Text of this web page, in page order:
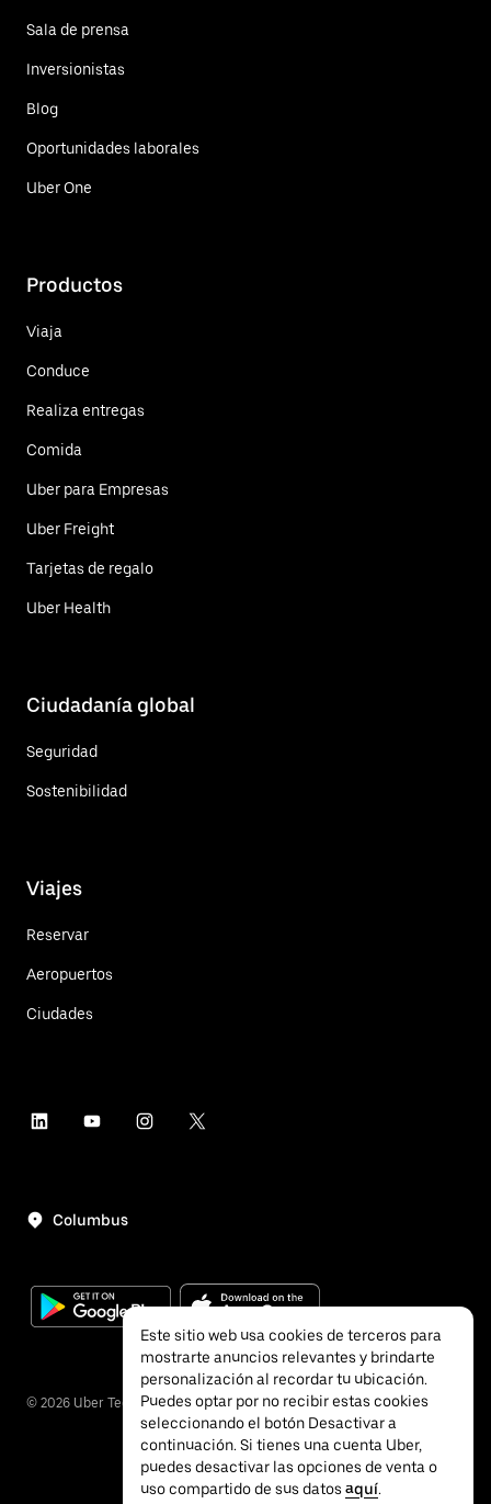
Sala de prensa
Inversionistas
Blog
Oportunidades laborales
Uber One
Productos
Viaja
Conduce
Realiza entregas
Comida
Uber para Empresas
Uber Freight
Tarjetas de regalo
Uber Health
Ciudadanía global
Seguridad
Sostenibilidad
Viajes
Reservar
Aeropuertos
Ciudades
Columbus
© 2026 Uber Technologies, Inc.
Este sitio web usa cookies de terceros para
mostrarte anuncios relevantes y brindarte
personalización al recordar tu ubicación.
Puedes optar por no recibir estas cookies
seleccionando el botón Desactivar a
continuación. Si tienes una cuenta Uber,
puedes desactivar las opciones de venta o
uso compartido de sus datos aquí.